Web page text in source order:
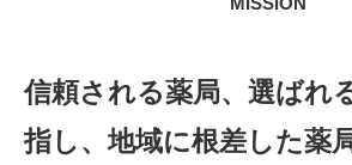
信頼される薬局、選ばれ
指し、地域に根差した薬